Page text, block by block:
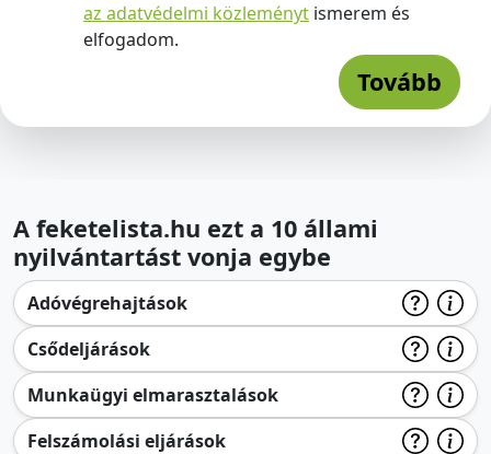
az adatvédelmi közleményt ismerem és
elfogadom.
Tovább
A feketelista.hu ezt a 10 állami
nyilvántartást vonja egybe
Adóvégrehajtások
Csődeljárások
Munkaügyi elmarasztalások
Felszámolási eljárások